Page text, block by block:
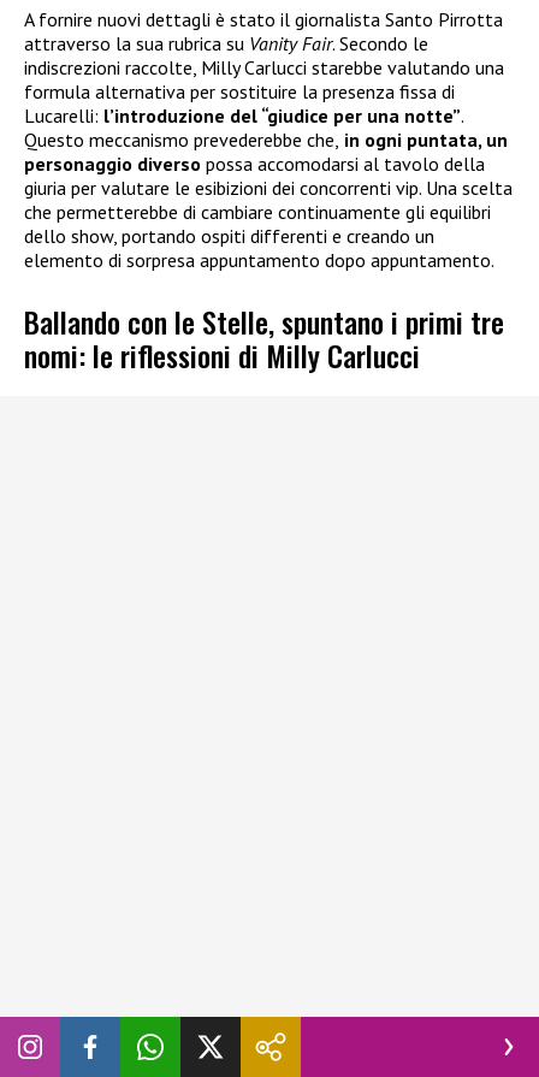
A fornire nuovi dettagli è stato il giornalista Santo Pirrotta
attraverso la sua rubrica su Vanity Fair. Secondo le
indiscrezioni raccolte, Milly Carlucci starebbe valutando una
formula alternativa per sostituire la presenza fissa di
Lucarelli: l’introduzione del “giudice per una notte”.
Questo meccanismo prevederebbe che, in ogni puntata, un
personaggio diverso possa accomodarsi al tavolo della
giuria per valutare le esibizioni dei concorrenti vip. Una scelta
che permetterebbe di cambiare continuamente gli equilibri
dello show, portando ospiti differenti e creando un
elemento di sorpresa appuntamento dopo appuntamento.
Ballando con le Stelle, spuntano i primi tre
nomi: le riflessioni di Milly Carlucci